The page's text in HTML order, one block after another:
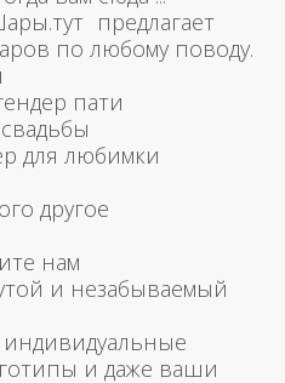
предлагает
по любому поводу.
пати
для любимки
другое
нам
и незабываемый
и даже ваши